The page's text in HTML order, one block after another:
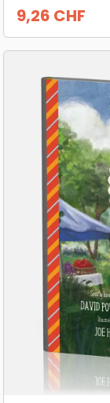
Prix
9,26 CHF